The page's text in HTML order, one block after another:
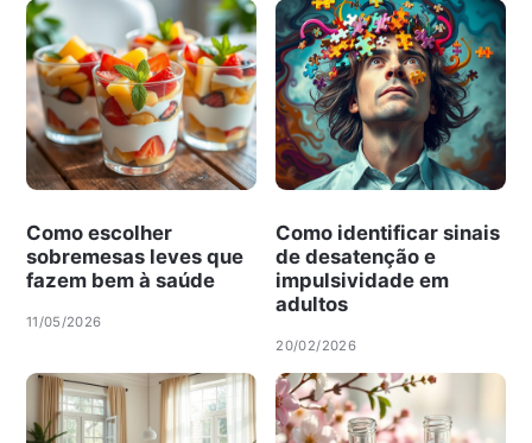
Como escolher
sobremesas leves que
fazem bem à saúde
11/05/2026
Como identificar sinais
de desatenção e
impulsividade em
adultos
20/02/2026